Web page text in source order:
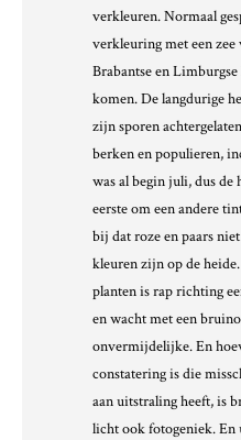
verkleuren. Normaal
verkleuring met een zee
Brabantse en
komen. De langdurige
zijn sporen
berken en populieren,
was al begin juli, dus de
eerste om een andere
bij dat roze en paars
kleuren zijn op de
planten is rap richting
en wacht met een
onvermijdelijke. En
constatering is die
aan uitstraling heeft, is
licht ook fotogeniek. En